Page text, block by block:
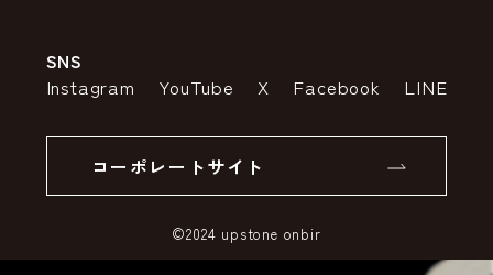
特定商取引法の表示
SSLサーバー証明書とは
SNS
Instagram YouTube X Facebook LINE
コーポレートサイト
©2024 upstone onbir